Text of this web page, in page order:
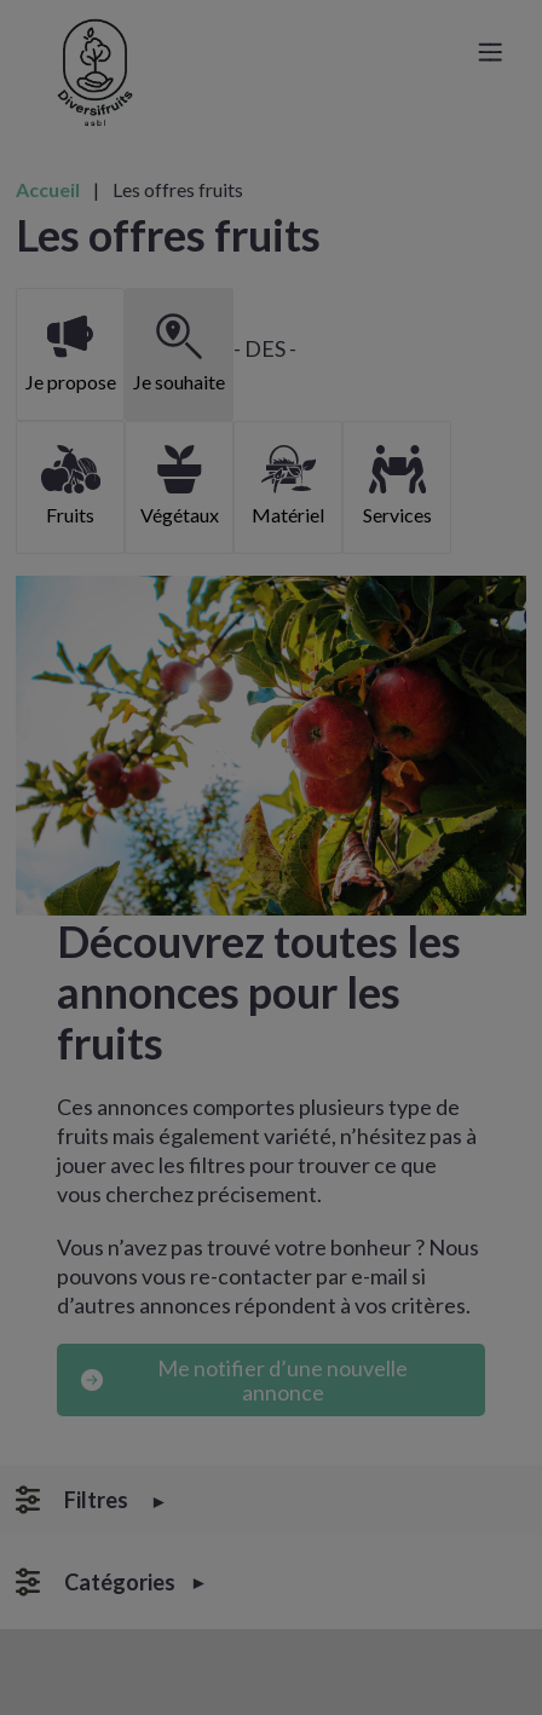
Accueil | Les offres fruits
Les offres fruits
Je propose Je souhaite
- DES -
Fruits Végétaux Matériel Services
Découvrez toutes les
annonces pour les
fruits
Ces annonces comportes plusieurs type de
fruits mais également variété, n’hésitez pas à
jouer avec les filtres pour trouver ce que
vous cherchez précisement.
Vous n’avez pas trouvé votre bonheur ? Nous
pouvons vous re-contacter par e-mail si
d’autres annonces répondent à vos critères.
Me notifier d’une nouvelle
annonce
Filtres
Catégories